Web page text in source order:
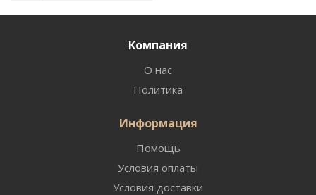
Компания
О нас
Политика
Информация
Помощь
Условия оплаты
Условия доставки